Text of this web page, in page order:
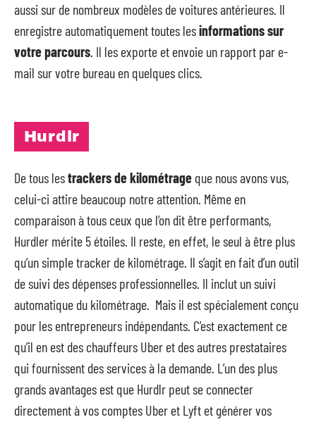
aussi sur de nombreux modèles de voitures antérieures. Il
enregistre automatiquement toutes lesinformations sur
votre parcours. Il les exporte et envoie un rapport par e-
mail sur votre bureau en quelques clics.
Hurdlr
De tous lestrackers de kilométrage que nous avons vus,
celui-ci attire beaucoup notre attention. Même en
comparaison à tous ceux que l’on dit être performants,
Hurdler mérite 5 étoiles. Il reste, en effet, le seul à être plus
qu’un simple tracker de kilométrage. Il s’agit en fait d’un outil
de suivi des dépenses professionnelles. Il inclut un suivi
automatique du kilométrage. Mais il est spécialement conçu
pour les entrepreneurs indépendants. C’est exactement ce
qu’il en est des chauffeurs Uber et des autres prestataires
qui fournissent des services à la demande. L’un des plus
grands avantages est que Hurdlr peut se connecter
directement à vos comptes Uber et Lyft et générer vos